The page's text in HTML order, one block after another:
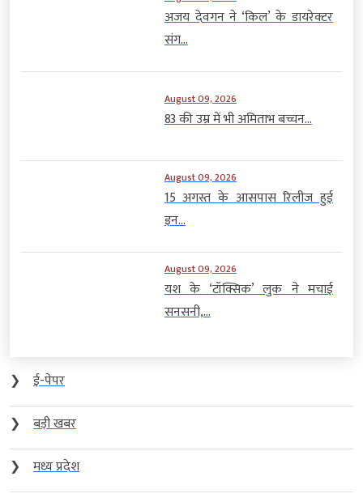
अजय देवगन ने ‘किल’ के डायरेक्टर
संग...
August 09, 2026
83 की उम्र में भी अमिताभ बच्चन...
August 09, 2026
15 अगस्त के आसपास रिलीज हुई
इन...
August 09, 2026
यश के ‘टॉक्सिक’ लुक ने मचाई
सनसनी,...
❯
ई-पेपर
❯
बड़ी खबर
❯
मध्य प्रदेश